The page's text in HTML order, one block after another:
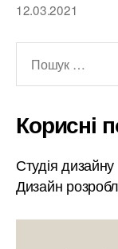
12.03.2021
Корисні
Студія
Дизайн